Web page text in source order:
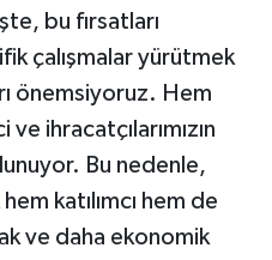
bu fırsatları
çalışmalar yürütmek
önemsiyoruz. Hem
ihracatçılarımızın
Bu nedenle,
katılımcı hem de
ve daha ekonomik